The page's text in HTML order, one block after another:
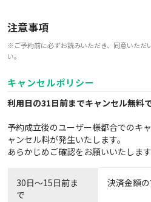
注意事項
※ご予約前に必ずお読みいただき、同意いただ
い。
キャンセルポリシー
利用日の31日前までキャンセル無料
予約成立後のユーザー様都合でのキ
ャンセル料が発生いたします。
あらかじめご確認をお願いいたします
30日〜15日前ま
で
決済金額の